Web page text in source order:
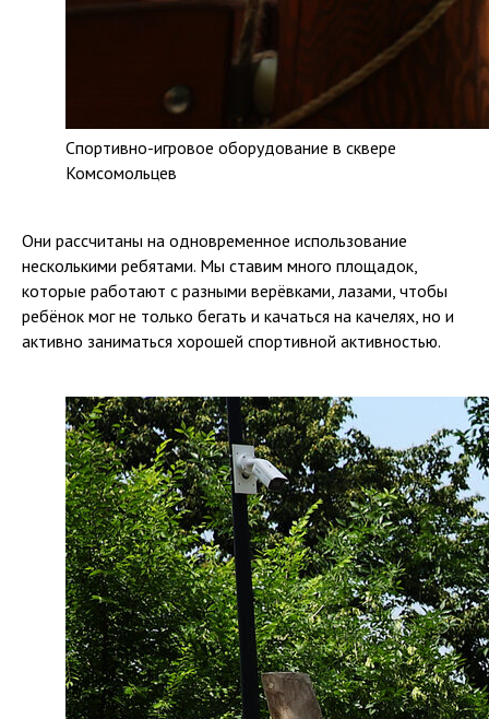
Спортивно-игровое оборудование в сквере
Комсомольцев
Они рассчитаны на одновременное использование
несколькими ребятами. Мы ставим много площадок,
которые работают с разными верёвками, лазами, чтобы
ребёнок мог не только бегать и качаться на качелях, но и
активно заниматься хорошей спортивной активностью.